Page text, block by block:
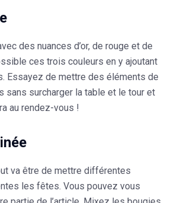
des nuances d’or, de rouge et de
ces trois couleurs en y ajoutant
Essayez de mettre des éléments de
sans surcharger la table et le tour et
au rendez-vous !
va être de mettre différentes
les fêtes. Vous pouvez vous